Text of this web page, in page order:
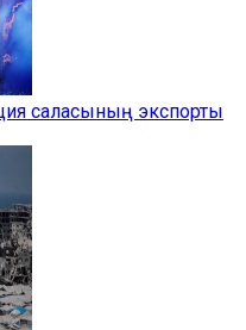
саласының экспорты